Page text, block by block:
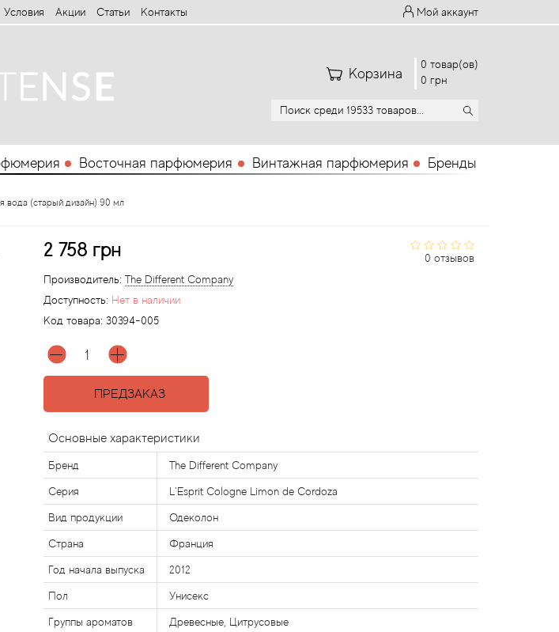
Условия Aкции Статьи Контакты Мой аккаунт
Корзина
0 товар(ов)
0 грн
Восточная парфюмерия Винтажная парфюмерия Бренды
вода (старый дизайн) 90 мл
0 отзывов
2 758 грн
Производитель: The Different Company
Доступность: Нет в наличии
Код товара: 30394-005
ПРЕДЗАКАЗ
Основные характеристики
Бренд The Different Company
Серия L`Esprit Cologne Limon de Cordoza
Вид продукции Одеколон
Страна Франция
Год начала выпуска 2012
Пол Унисекс
Группы ароматов Древесные, Цитрусовые